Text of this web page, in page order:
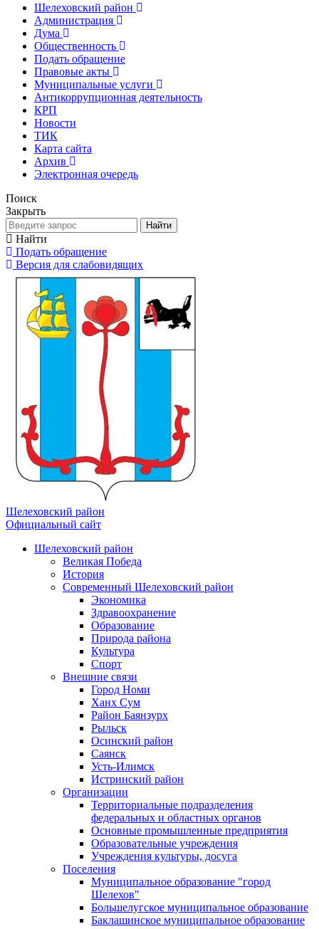
Шелеховский район
Администрация
Дума
Общественность
Подать обращение
Правовые акты
Муниципальные услуги
Антикоррупционная деятельность
КРП
Новости
ТИК
Карта сайта
Архив
Электронная очередь
Поиск
Закрыть
Найти
Найти
Подать обращение
Версия для слабовидящих
Шелеховский район
Официальный сайт
Шелеховский район
Великая Победа
История
Современный Шелеховский район
Экономика
Здравоохранение
Образование
Природа района
Культура
Спорт
Внешние связи
Город Номи
Ханх Сум
Район Баянзурх
Рыльск
Осинский район
Саянск
Усть-Илимск
Истринский район
Организации
Территориальные подразделения
федеральных и областных органов
Основные промышленные предприятия
Образовательные учреждения
Учреждения культуры, досуга
Поселения
Муниципальное образование "город
Шелехов"
Большелугское муниципальное образование
Баклашинское муниципальное образование